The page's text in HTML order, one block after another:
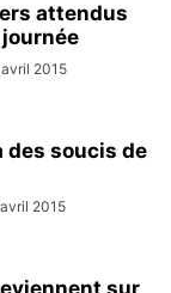
attendus
2015
des soucis de
2015